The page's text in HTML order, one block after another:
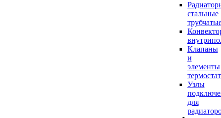
стальные
Клапаны
и
элементы
Узлы
для